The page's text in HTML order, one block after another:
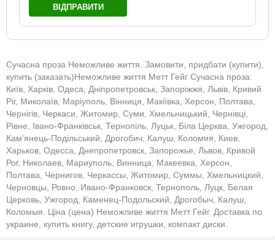
ВІДПРАВИТИ
Сучасна проза Неможливе життя. Замовити, придбати (купити),
купить (заказать)Неможливе життя Метт Гейг Сучасна проза:
Київ, Харків, Одеса, Дніпропетровськ, Запоріжжя, Львів, Кривий
Ріг, Миколаїв, Маріуполь, Вінниця, Макіївка, Херсон, Полтава,
Чернігів, Черкаси, Житомир, Суми, Хмельницький, Чернівці,
Рівне, Івано-Франківськ, Тернопіль, Луцьк, Біла Церква, Ужгород,
Кам'янець-Подільський, Дрогобич, Калуш, Коломия, Киев,
Харьков, Одесса, Днепропетровск, Запорожье, Львов, Кривой
Рог, Николаев, Мариуполь, Винница, Макеевка, Херсон,
Полтава, Чернигов, Черкассы, Житомир, Суммы, Хмельницкий,
Черновцы, Ровно, Ивано-Франковск, Тернополь, Луцк, Белая
Церковь, Ужгород, Каменец-Подольский, Дрогобыч, Калуш,
Коломыя. Ціна (цена) Неможливе життя Метт Гейг. Доставка по
украине, купить книгу, детские игрушки, компакт диски.